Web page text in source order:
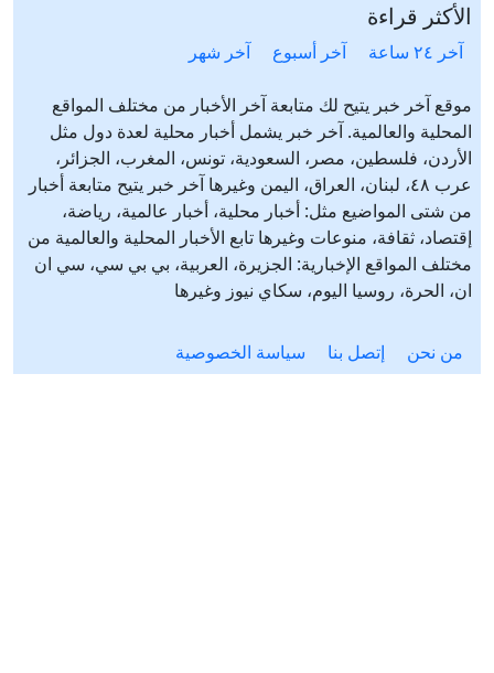
الأكثر قراءة
آخر ٢٤ ساعة آخر أسبوع آخر شهر
موقع آخر خبر يتيح لك متابعة آخر الأخبار من مختلف المواقع
المحلية والعالمية. آخر خبر يشمل أخبار محلية لعدة دول مثل
الأردن، فلسطين، مصر، السعودية، تونس، المغرب، الجزائر،
عرب ٤٨، لبنان، العراق، اليمن وغيرها آخر خبر يتيح متابعة أخبار
من شتى المواضيع مثل: أخبار محلية، أخبار عالمية، رياضة،
إقتصاد، ثقافة، منوعات وغيرها تابع الأخبار المحلية والعالمية من
مختلف المواقع الإخبارية: الجزيرة، العربية، بي بي سي، سي ان
ان، الحرة، روسيا اليوم، سكاي نيوز وغيرها
من نحن إتصل بنا سياسة الخصوصية